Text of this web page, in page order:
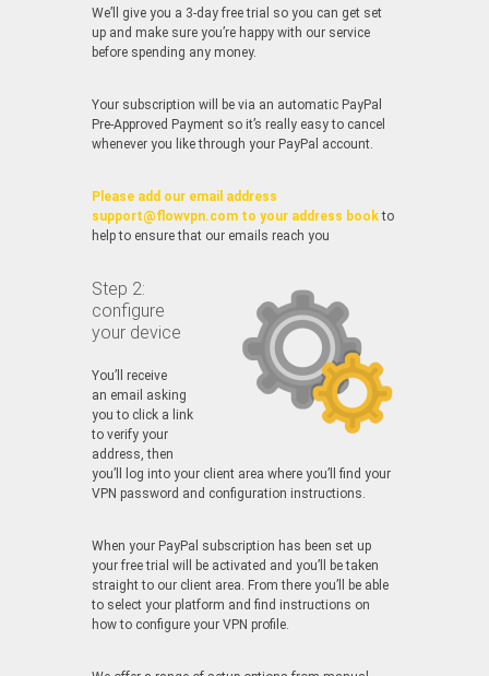
We’ll give you a 3-day free trial so you can get set
up and make sure you’re happy with our service
before spending any money.
Your subscription will be via an automatic PayPal
Pre-Approved Payment so it’s really easy to cancel
whenever you like through your PayPal account.
Please add our email address
support@flowvpn.com to your address bookto
help to ensure that our emails reach you
Step 2:
configure
your device
You’ll receive
an email asking
you to click a link
to verify your
address, then
you’ll log into your client area where you’ll find your
VPN password and configuration instructions.
When your PayPal subscription has been set up
your free trial will be activated and you’ll be taken
straight to our client area. From there you’ll be able
to select your platform and find instructions on
how to configure your VPN profile.